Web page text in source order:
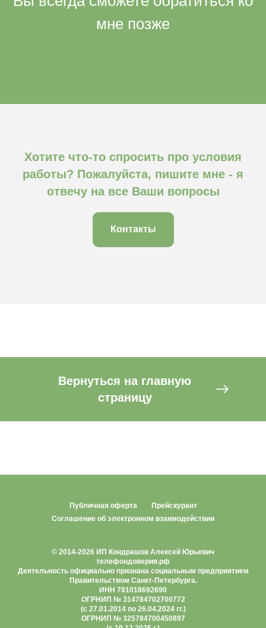
мне позже
Хотите что-то спросить про условия
работы? Пожалуйста, пишите мне - я
отвечу на все Ваши вопросы
Контакты
Вернуться на главную
страницу
Публичная оферта
Прейскурант
Соглашение об электронном взаимодействии
© 2014-2026 ИП Кондрашов Алексей Юрьевич
телефондоверия.рф
Деятельность официально признана социальным предприятием
Правительством Санкт-Петербурга.
ИНН 781018692690
ОГРНИП № 314784702700772
(c 27.01.2014 по 26.04.2024 гг.)
ОГРНИП № 325784700450897